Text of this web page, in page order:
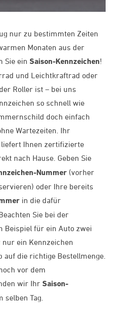
nur zu bestimmten Zeiten
Monaten aus der
Sie ein Saison-Kennzeichen!
und Leichtkraftrad oder
Roller ist – bei uns
so schnell wie
doch einfach
Wartezeiten. Ihr
Ihnen zertifizierte
nach Hause. Geben Sie
Nummer (vorher
oder Ihre bereits
in die dafür
Sie bei der
Beispiel für ein Auto zwei
ein Kennzeichen
auf die richtige Bestellmenge.
vor dem
wir Ihr Saison-
selben Tag.